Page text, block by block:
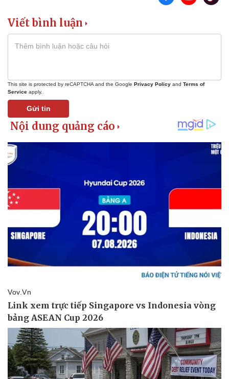
Thế giới thể thao
eSports
Doanh nghiệp
Công nghệ
Viết bình luận
This site is protected by reCAPTCHA and the Google Privacy Policy and Terms of
Service apply.
Gửi tin